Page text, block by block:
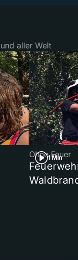
aller Welt
1 Min
Ohne Feuer